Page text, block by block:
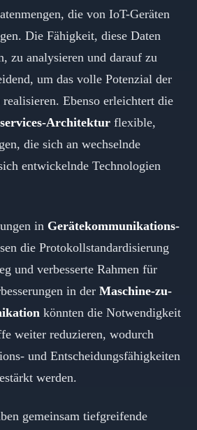
die von IoT-Geräten
Die Fähigkeit, diese Daten
zu analysieren und darauf zu
um das volle Potenzial der
Ebenso erleichtert die
Architektur flexible,
die sich an wechselnde
entwickelnde Technologien
in Gerätekommunikations-
die Protokollstandardisierung
und verbesserte Rahmen für
in der Maschine-zu-
könnten die Notwendigkeit
weiter reduzieren, wodurch
und Entscheidungsfähigkeiten
werden.
gemeinsam tiefgreifende